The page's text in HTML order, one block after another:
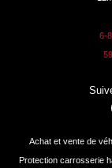
6-
Achat et vente de
Protection carrosserie